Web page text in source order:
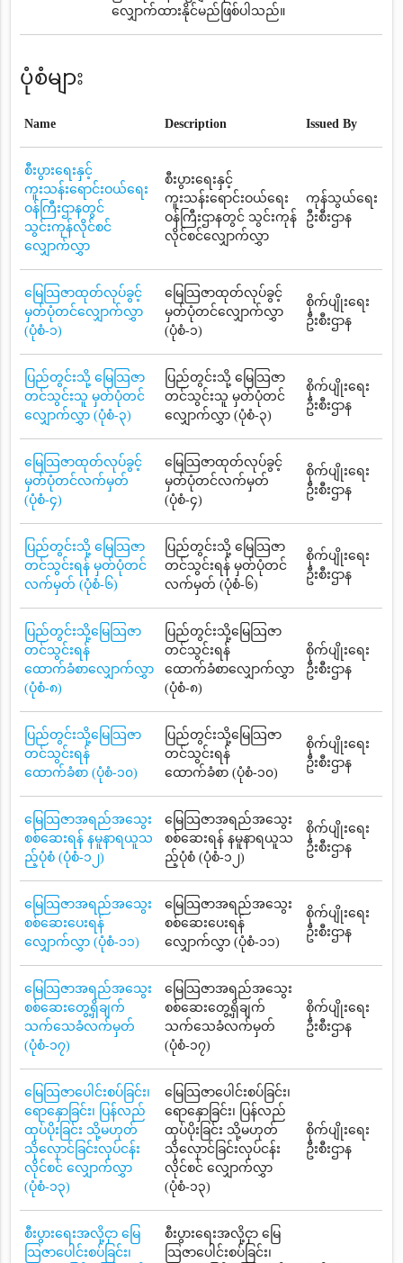
လျှောက်ထားနိုင်မည်ဖြစ်ပါသည်။
ပုံစံများ
Name Description Issued By
စီးပွားရေးနှင့်
ကူးသန်းရောင်းဝယ်ရေး
ဝန်ကြီးဌာနတွင်
သွင်းကုန်လိုင်စင်
လျှောက်လွှာ
စီးပွားရေးနှင့်
ကူးသန်းရောင်းဝယ်ရေး
ဝန်ကြီးဌာနတွင် သွင်းကုန်
လိုင်စင်လျှောက်လွှာ
ကုန်သွယ်ရေး
ဦးစီးဌာန
မြေသြဇာထုတ်လုပ်ခွင့်
မှတ်ပုံတင်လျှောက်လွှာ
(ပုံစံ-၁)
မြေသြဇာထုတ်လုပ်ခွင့်
မှတ်ပုံတင်လျှောက်လွှာ
(ပုံစံ-၁)
စိုက်ပျိုးရေး
ဦးစီးဌာန
ပြည်တွင်းသို့ မြေသြဇာ
တင်သွင်းသူ မှတ်ပုံတင်
လျှောက်လွှာ (ပုံစံ-၃)
ပြည်တွင်းသို့ မြေသြဇာ
တင်သွင်းသူ မှတ်ပုံတင်
လျှောက်လွှာ (ပုံစံ-၃)
စိုက်ပျိုးရေး
ဦးစီးဌာန
မြေသြဇာထုတ်လုပ်ခွင့်
မှတ်ပုံတင်လက်မှတ်
(ပုံစံ-၄)
မြေသြဇာထုတ်လုပ်ခွင့်
မှတ်ပုံတင်လက်မှတ်
(ပုံစံ-၄)
စိုက်ပျိုးရေး
ဦးစီးဌာန
ပြည်တွင်းသို့ မြေသြဇာ
တင်သွင်းရန် မှတ်ပုံတင်
လက်မှတ် (ပုံစံ-၆)
ပြည်တွင်းသို့ မြေသြဇာ
တင်သွင်းရန် မှတ်ပုံတင်
လက်မှတ် (ပုံစံ-၆)
စိုက်ပျိုးရေး
ဦးစီးဌာန
ပြည်တွင်းသို့မြေသြဇာ
တင်သွင်းရန်
ထောက်ခံစာလျှောက်လွှာ
(ပုံစံ-၈)
ပြည်တွင်းသို့မြေသြဇာ
တင်သွင်းရန်
ထောက်ခံစာလျှောက်လွှာ
(ပုံစံ-၈)
စိုက်ပျိုးရေး
ဦးစီးဌာန
ပြည်တွင်းသို့မြေသြဇာ
တင်သွင်းရန်
ထောက်ခံစာ (ပုံစံ-၁၀)
ပြည်တွင်းသို့မြေသြဇာ
တင်သွင်းရန်
ထောက်ခံစာ (ပုံစံ-၁၀)
စိုက်ပျိုးရေး
ဦးစီးဌာန
မြေသြဇာအရည်အသွေး
စစ်ဆေးရန် နမူနာရယူသ
ည့်ပုံစံ (ပုံစံ-၁၂)
မြေသြဇာအရည်အသွေး
စစ်ဆေးရန် နမူနာရယူသ
ည့်ပုံစံ (ပုံစံ-၁၂)
စိုက်ပျိုးရေး
ဦးစီးဌာန
မြေသြဇာအရည်အသွေး
စစ်ဆေးပေးရန်
လျှောက်လွှာ (ပုံစံ-၁၁)
မြေသြဇာအရည်အသွေး
စစ်ဆေးပေးရန်
လျှောက်လွှာ (ပုံစံ-၁၁)
စိုက်ပျိုးရေး
ဦးစီးဌာန
မြေသြဇာအရည်အသွေး
စစ်ဆေးတွေ့ရှိချက်
သက်သေခံလက်မှတ်
(ပုံစံ-၁၇)
မြေသြဇာအရည်အသွေး
စစ်ဆေးတွေ့ရှိချက်
သက်သေခံလက်မှတ်
(ပုံစံ-၁၇)
စိုက်ပျိုးရေး
ဦးစီးဌာန
မြေသြဇာပေါင်းစပ်ခြင်း၊
ရောနှောခြင်း၊ ပြန်လည်
ထုပ်ပိုးခြင်း သို့မဟုတ်
သိုလှောင်ခြင်းလုပ်ငန်း
လိုင်စင် လျှောက်လွှာ
(ပုံစံ-၁၃)
မြေသြဇာပေါင်းစပ်ခြင်း၊
ရောနှောခြင်း၊ ပြန်လည်
ထုပ်ပိုးခြင်း သို့မဟုတ်
သိုလှောင်ခြင်းလုပ်ငန်း
လိုင်စင် လျှောက်လွှာ
(ပုံစံ-၁၃)
စိုက်ပျိုးရေး
ဦးစီးဌာန
စီးပွားရေးအလို့ငှာ မြေ
သြဇာပေါင်းစပ်ခြင်း၊
စီးပွားရေးအလို့ငှာ မြေ
သြဇာပေါင်းစပ်ခြင်း၊